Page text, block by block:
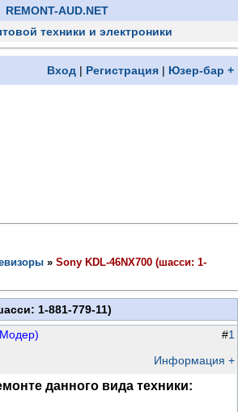
REMONT-AUD.NET
техники и электроники
Вход | Регистрация | Юзер-бар +
» Sony KDL-46NX700 (шасси: 1-
1-881-779-11)
#1
Информация +
данного вида техники: